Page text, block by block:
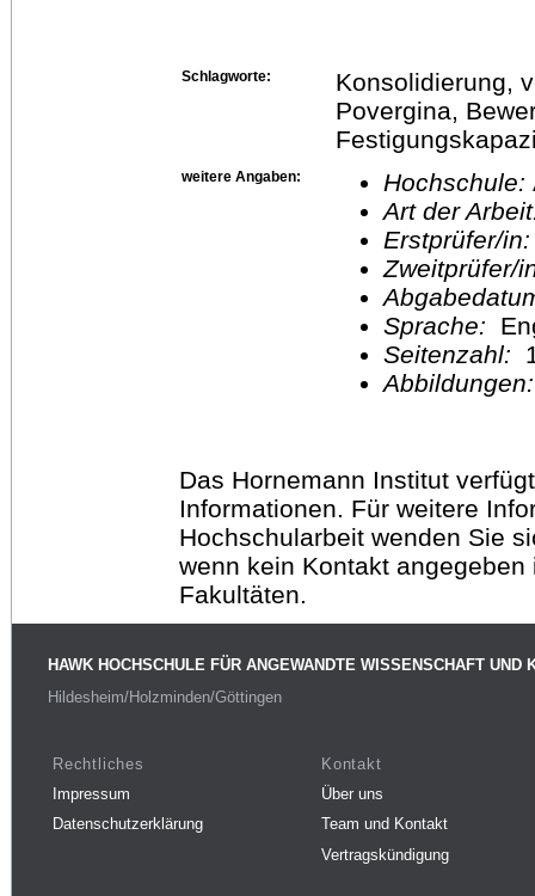
Schlagworte:
Konsolidierung,
Povergina,
weitere Angaben: Hochschule:
Art der
Erstprüfer/
Sprache:
Seitenzahl:
Das Hornemann Institut
Informationen. Für weitere
Hochschularbeit wenden Sie
wenn kein Kontakt
Fakultäten.
HAWK HOCHSCHULE FÜR ANGEWANDTE WISSENSCHAFT UND
Hildesheim/Holzminden/Göttingen
Rechtliches
Impressum
Datenschutzerklärung
Kontakt
Über uns
Team und Kontakt
Vertragskündigung